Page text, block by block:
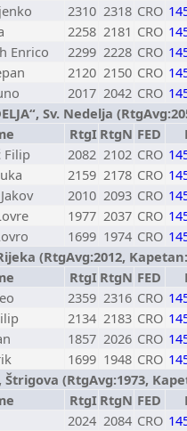
2310 2318 CRO
2258 2181 CRO
Enrico 2299 2228 CRO
2120 2150 CRO
2017 2042 CRO
Sv. Nedelja
RtgI RtgN FED
Filip 2082 2102 CRO
2159 2178 CRO
2010 2093 CRO
1977 2037 CRO
1699 1974 CRO
(RtgAvg:2012,
RtgI RtgN FED
2359 2316 CRO
2134 2183 CRO
1857 2026 CRO
1699 1948 CRO
Štrigova (RtgAvg:1973,
RtgI RtgN FED
2024 2084 CRO